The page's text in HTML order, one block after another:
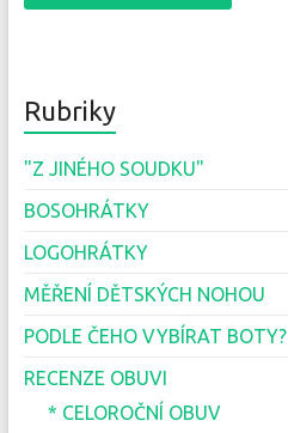
Rubriky
"Z JINÉHO SOUDKU"
BOSOHRÁTKY
LOGOHRÁTKY
MĚŘENÍ DĚTSKÝCH NOHOU
PODLE ČEHO VYBÍRAT BOTY?
RECENZE OBUVI
* CELOROČNÍ OBUV